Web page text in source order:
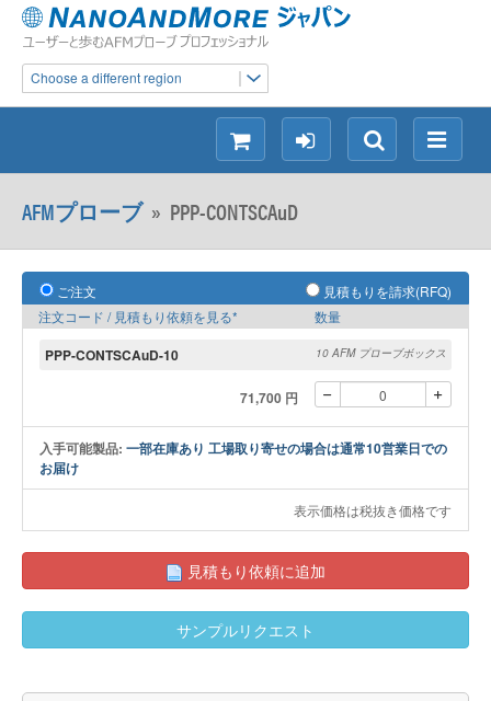
Choose a different region
メ
ニ
検
索
ロ
グ
イ
シ
ョ
ッ
ン
AFMプローブ» PPP-CONTSCAuD
ご注文
見積もりを請求(RFQ)
注文コード / 見積もり依頼を見る*
数量
PPP-CONTSCAuD-10 10 AFM プローブボックス
71,700 円
入手可能製品: 一部在庫あり 工場取り寄せの場合は通常10営業日での
お届け
表示価格は税抜き価格です
見積もり依頼に追加
サンプルリクエスト